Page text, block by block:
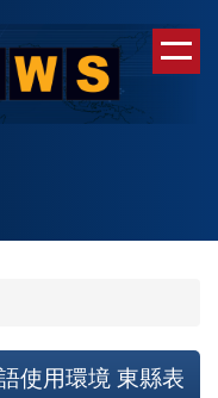
使用環境 東縣表